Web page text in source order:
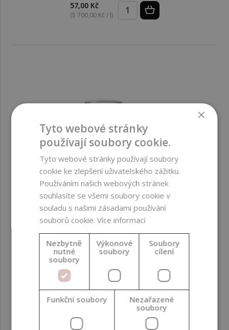
57,00 Kč
(5 700,00 Kč / l)
Vonný olej Kvetoucí pivoňka 10 ml
65,00 Kč
×
Tyto webové stránky
používají soubory cookie.
Tyto webové stránky používají soubory
cookie ke zlepšení uživatelského zážitku.
Používáním našich webových stránek
souhlasíte se všemi soubory cookie v
souladu s našimi zásadami používání
souborů cookie.Více informací
Nezbytně
nutné
soubory
Výkonové
soubory
Soubory
cílení
Funkční soubory
Nezařazené
soubory